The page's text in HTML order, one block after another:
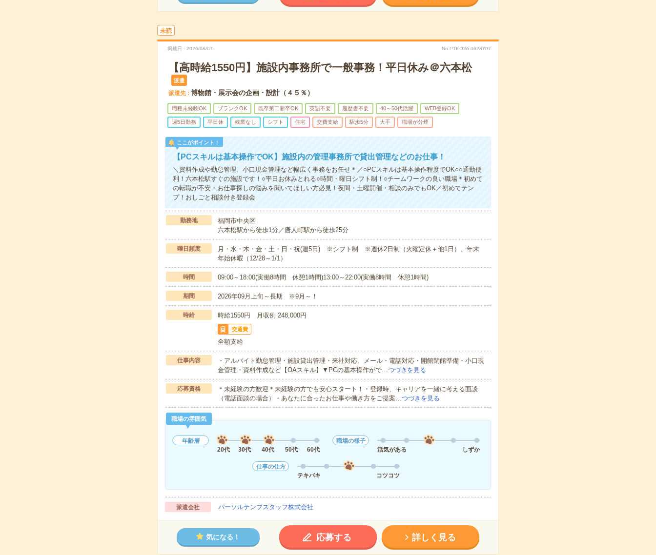
未読
掲載日 2026/08/07 No.PTKO26-0628707
【高時給1550円】施設内事務所で一般事務！平日休み＠六本松
派遣
派遣先 博物館・展示会の企画・設計（４５％）
職種未経験OK ブランクOK 既卒第二新卒OK 英語不要 履歴書不要 40～50代活躍 WEB登録OK
週5日勤務 平日休 残業なし シフト 住宅 交費支給 駅歩5分 大手 職場が分煙
ここがポイント！
【PCスキルは基本操作でOK】施設内の管理事務所で貸出管理などのお仕事！
＼資料作成や勤怠管理、小口現金管理など幅広く事務をお任せ＊／○PCスキルは基本操作程度でOK○○通勤便
利！六本松駅すぐの施設です！○平日お休みとれる○時間・曜日シフト制！○チームワークの良い職場＊初めて
の転職が不安・お仕事探しの悩みを聞いてほしい方必見！夜間・土曜開催・相談のみでもOK／初めてテン
プ！おしごと相談付き登録会
勤務地
福岡市中央区
六本松駅から徒歩1分／唐人町駅から徒歩25分
曜日頻度
月・水・木・金・土・日・祝(週5日) ※シフト制 ※週休2日制（火曜定休＋他1日）、年末
年始休暇（12/28～1/1）
時間 09:00～18:00(実働8時間 休憩1時間)13:00～22:00(実働8時間 休憩1時間)
期間 2026年09月上旬～長期 ※9月～！
時給 時給1550円 月収例 248,000円
交通費
全額支給
仕事内容
・アルバイト勤怠管理・施設貸出管理・来社対応、メール・電話対応・開館閉館準備・小口現
金管理・資料作成など【OAスキル】▼PCの基本操作がで…つづきを見る
応募資格
＊未経験の方歓迎＊未経験の方でも安心スタート！・登録時、キャリアを一緒に考える面談
（電話面談の場合）・あなたに合ったお仕事や働き方をご提案…つづきを見る
職場の雰囲気
年齢層
20代
30代 40代 50代 60代
職場の様子
活気がある
しずか
仕事の仕方
テキパキ
コツコツ
派遣会社 パーソルテンプスタッフ株式会社
気になる！ 応募する 詳しく見る